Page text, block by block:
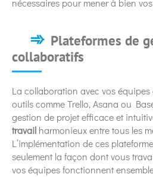
nécessaires pour mener à bien
Plateformes de
collaboratifs
La collaboration avec vos
outils comme Trello, Asana ou
gestion de projet efficace et
travail harmonieux entre tous les
L’implémentation de ces
seulement la façon dont vous
vos équipes fonctionnent